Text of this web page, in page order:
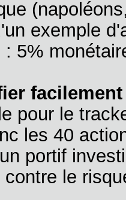
exemple
: 5%
pour le
les 40
portif
contre le